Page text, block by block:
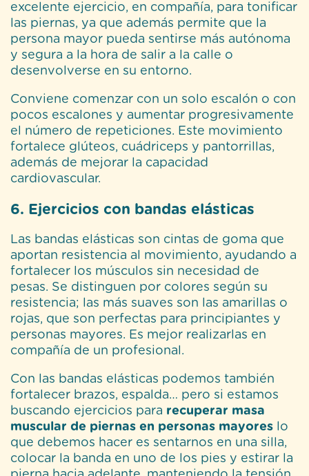
excelente ejercicio, en compañía, para tonificar
las piernas, ya que además permite que la
persona mayor pueda sentirse más autónoma
y segura a la hora de salir a la calle o
desenvolverse en su entorno.
Conviene comenzar con un solo escalón o con
pocos escalones y aumentar progresivamente
el número de repeticiones. Este movimiento
fortalece glúteos, cuádriceps y pantorrillas,
además de mejorar la capacidad
cardiovascular.
6. Ejercicios con bandas elásticas
Las bandas elásticas son cintas de goma que
aportan resistencia al movimiento, ayudando a
fortalecer los músculos sin necesidad de
pesas. Se distinguen por colores según su
resistencia; las más suaves son las amarillas o
rojas, que son perfectas para principiantes y
personas mayores. Es mejor realizarlas en
compañía de un profesional.
Con las bandas elásticas podemos también
fortalecer brazos, espalda… pero si estamos
buscando ejercicios para recuperar masa
muscular de piernas en personas mayores lo
que debemos hacer es sentarnos en una silla,
colocar la banda en uno de los pies y estirar la